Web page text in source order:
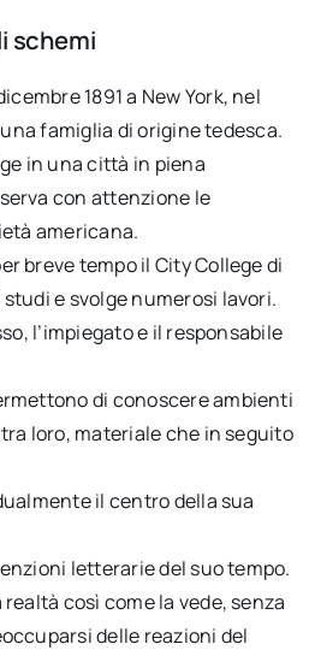
schemi
1891 a New York, nel
famiglia di origine tedesca.
in una città in piena
con attenzione le
americana.
breve tempo il City College di
e svolge numerosi lavori.
l’impiegato e il responsabile
di conoscere ambienti
loro, materiale che in seguito
il centro della sua
letterarie del suo tempo.
così come la vede, senza
delle reazioni del